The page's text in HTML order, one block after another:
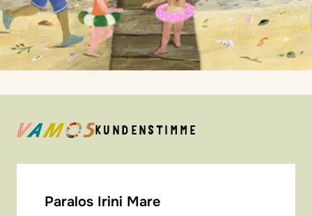
KUNDENSTIMME
Paralos Irini Mare